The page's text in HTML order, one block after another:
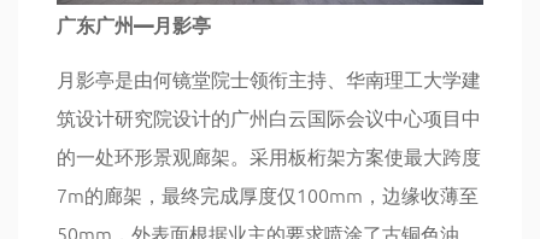
广东广州—月影亭
月影亭是由何镜堂院士领衔主持、华南理工大学建
筑设计研究院设计的广州白云国际会议中心项目中
的一处环形景观廊架。采用板桁架方案使最大跨度
7m的廊架，最终完成厚度仅100mm，边缘收薄至
50mm，外表面根据业主的要求喷涂了古铜色油